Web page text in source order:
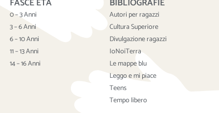
t
t
e
r
t
u
b
e
FASCE ETÀ
0 – 3 Anni
3 – 6 Anni
6 – 10 Anni
11 – 13 Anni
14 – 16 Anni
BIBLIOGRAFIE
Autori per ragazzi
Cultura Superiore
Divulgazione ragazzi
IoNoiTerra
Le mappe blu
Leggo e mi piace
Teens
Tempo libero